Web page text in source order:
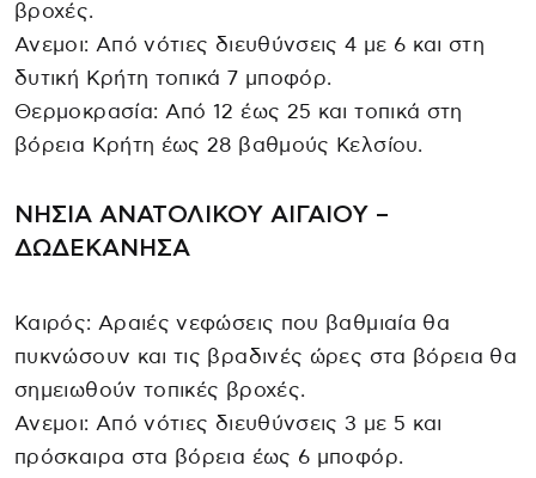
βροχές.
Ανεμοι: Από νότιες διευθύνσεις 4 με 6 και στη
δυτική Κρήτη τοπικά 7 μποφόρ.
Θερμοκρασία: Από 12 έως 25 και τοπικά στη
βόρεια Κρήτη έως 28 βαθμούς Κελσίου.
ΝΗΣΙΑ ΑΝΑΤΟΛΙΚΟΥ ΑΙΓΑΙΟΥ –
ΔΩΔΕΚΑΝΗΣΑ
Καιρός: Αραιές νεφώσεις που βαθμιαία θα
πυκνώσουν και τις βραδινές ώρες στα βόρεια θα
σημειωθούν τοπικές βροχές.
Ανεμοι: Από νότιες διευθύνσεις 3 με 5 και
πρόσκαιρα στα βόρεια έως 6 μποφόρ.